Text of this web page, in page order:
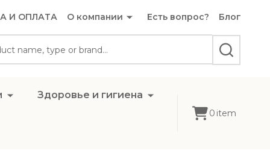
И ОПЛАТА О компании Есть вопрос? Блог
SEARCH
Здоровье и гигиена
0 item